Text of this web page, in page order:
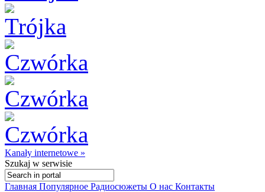
Kanały internetowe »
Szukaj w serwisie
Главная Популярное Радиосюжеты О нас Контакты